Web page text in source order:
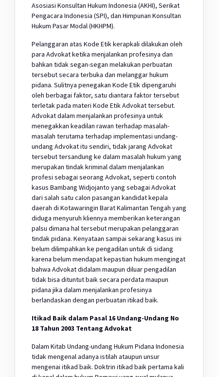
Asosiasi Konsultan Hukum Indonesia (AKHI), Serikat
Pengacara Indonesia (SPI), dan Himpunan Konsultan
Hukum Pasar Modal (HKHPM).
Pelanggaran atas Kode Etik kerapkali dilakukan oleh
para Advokat ketika menjalankan profesinya dan
bahkan tidak segan-segan melakukan perbuatan
tersebut secara terbuka dan melanggar hukum
pidana. Sulitnya penegakan Kode Etik dipengaruhi
oleh berbagai faktor, satu diantara faktor tersebut
terletak pada materi Kode Etik Advokat tersebut.
Advokat dalam menjalankan profesinya untuk
menegakkan keadilan rawan terhadap masalah-
masalah terutama terhadap implementasi undang-
undang Advokat itu sendiri, tidak jarang Advokat
tersebut tersandung ke dalam masalah hukum yang
merupakan tindak kriminal dalam menjalankan
profesi sebagai seorang Advokat, seperti contoh
kasus Bambang Widjojanto yang sebagai Advokat
dari salah satu calon pasangan kandidat kepala
daerah di Kotawaringin Barat Kalimantan Tengah yang
diduga menyuruh kliennya memberikan keterangan
palsu dimana hal tersebut merupakan pelanggaran
tindak pidana. Kenyataan sampai sekarang kasus ini
belum dilimpahkan ke pengadilan untuk di sidang
karena belum mendapat kepastian hukum mengingat
bahwa Advokat didalam maupun diluar pengadilan
tidak bisa dituntut baik secara perdata maupun
pidana jika dalam menjalankan profesinya
berlandaskan dengan perbuatan itikad baik.
Itikad Baik dalam Pasal 16 Undang-Undang No
18 Tahun 2003 Tentang Advokat
Dalam Kitab Undang-undang Hukum Pidana Indonesia
tidak mengenal adanya istilah ataupun unsur
mengenai itikad baik. Doktrin itikad baik pertama kali